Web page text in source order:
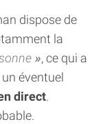
dispose de
la
, ce qui a
éventuel
direct.